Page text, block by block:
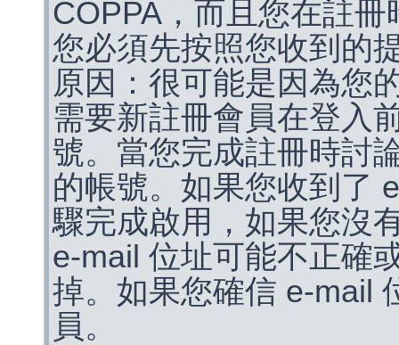
COPPA，而且您在註
您必須先按照您收到的
原因：很可能是因為您
需要新註冊會員在登入
號。當您完成註冊時討
的帳號。如果您收到了
驟完成啟用，如果您沒
e-mail 位址可能不正確
掉。如果您確信 e-mail
員。